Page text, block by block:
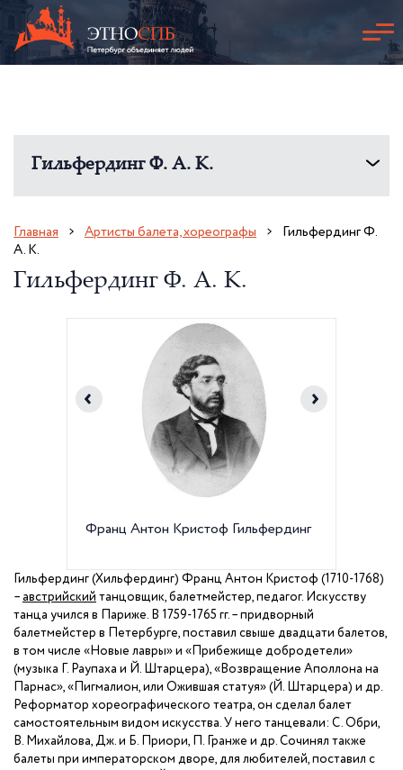
Гильфердинг Ф. А. К.
Главная Артисты балета, хореографы
Гильфердинг Ф.
А. К.
Гильфердинг Ф. А. К.
Франц Антон Кристоф Гильфердинг
Гильфердинг (Хильфердинг) Франц Антон Кристоф (1710-1768)
– австрийский танцовщик, балетмейстер, педагог. Искусству
танца учился в Париже. В 1759-1765 гг. – придворный
балетмейстер в Петербурге, поставил свыше двадцати балетов,
в том числе «Новые лавры» и «Прибежище добродетели»
(музыка Г. Раупаха и Й. Штарцера), «Возвращение Аполлона на
Парнас», «Пигмалион, или Ожившая статуя» (Й. Штарцера) и др.
Реформатор хореографического театра, он сделал балет
самостоятельным видом искусства. У него танцевали: С. Обри,
В. Михайлова, Дж. и Б. Приори, П. Гранже и др. Сочинял также
балеты при императорском дворе, для любителей, поставил с